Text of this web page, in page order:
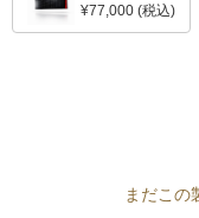
¥77,000 (税込)
まだこの